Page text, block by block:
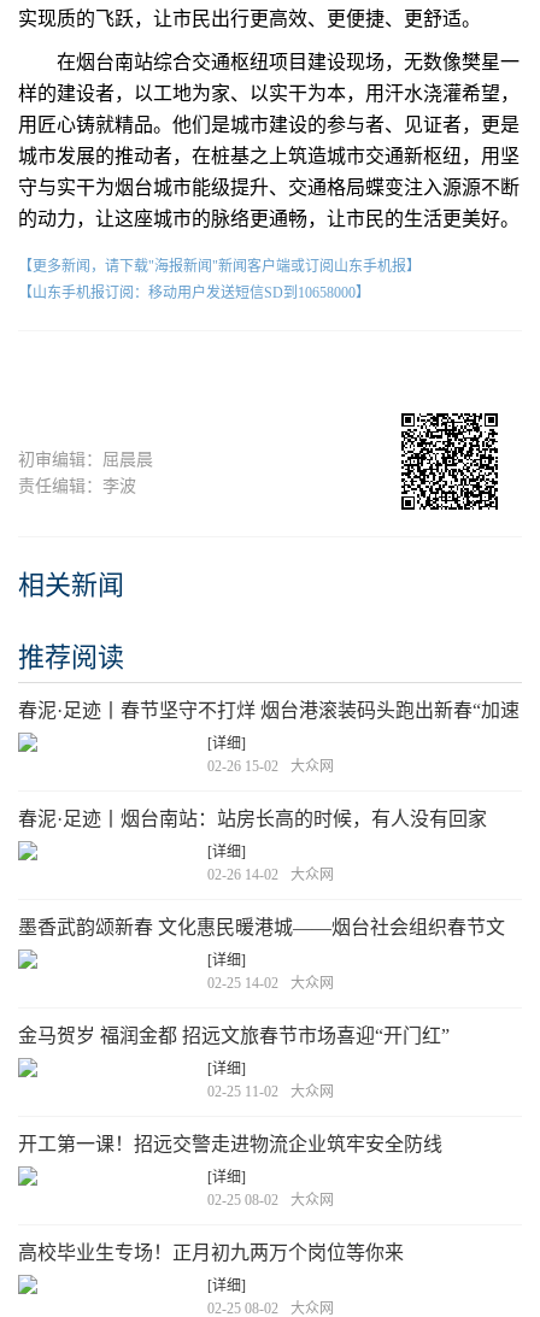
实现质的飞跃，让市民出行更高效、更便捷、更舒适。
在烟台南站综合交通枢纽项目建设现场，无数像樊星一
样的建设者，以工地为家、以实干为本，用汗水浇灌希望，
用匠心铸就精品。他们是城市建设的参与者、见证者，更是
城市发展的推动者，在桩基之上筑造城市交通新枢纽，用坚
守与实干为烟台城市能级提升、交通格局蝶变注入源源不断
的动力，让这座城市的脉络更通畅，让市民的生活更美好。
【更多新闻，请下载"海报新闻"新闻客户端或订阅山东手机报】
【山东手机报订阅：移动用户发送短信SD到10658000】
初审编辑：屈晨晨
责任编辑：李波
相关新闻
推荐阅读
春泥·足迹丨春节坚守不打烊 烟台港滚装码头跑出新春“加速
度”
[详细]
02-26 15-02
大众网
春泥·足迹丨烟台南站：站房长高的时候，有人没有回家
[详细]
02-26 14-02
大众网
墨香武韵颂新春 文化惠民暖港城——烟台社会组织春节文
化活动绘就民生暖心画卷
[详细]
02-25 14-02
大众网
金马贺岁 福润金都 招远文旅春节市场喜迎“开门红”
[详细]
02-25 11-02
大众网
开工第一课！招远交警走进物流企业筑牢安全防线
[详细]
02-25 08-02
大众网
高校毕业生专场！正月初九两万个岗位等你来
[详细]
02-25 08-02
大众网